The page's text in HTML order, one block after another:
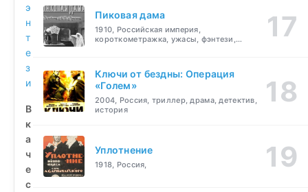
э
н
т
е
з
и
В
к
а
ч
е
с
Пиковая дама
1910, Российская империя,
короткометражка, ужасы, фэнтези,
Ключи от бездны: Операция
«Голем»
2004, Россия, триллер, драма, детектив,
история
Уплотнение
1918, Россия,